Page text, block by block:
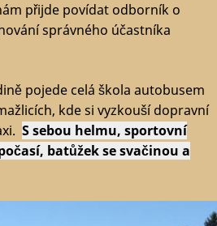
přijde povídat odborník o
správného účastníka
pojede celá škola autobusem
kde si vyzkouší dopravní
S sebou helmu, sportovní
batůžek se svačinou a